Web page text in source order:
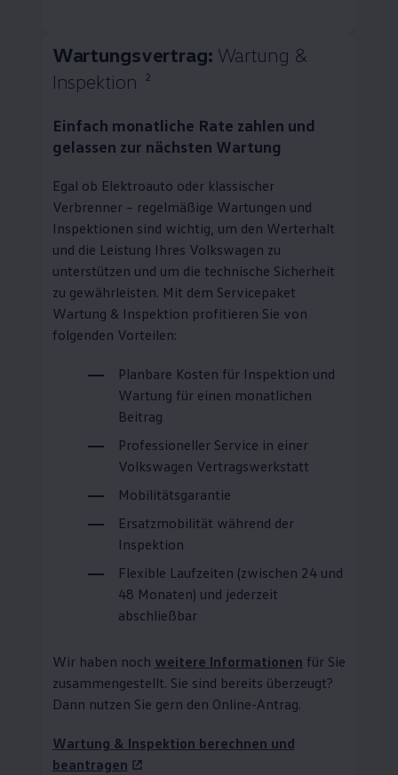
Wartungsvertrag: Wartung &
Inspektion
2
Einfach monatliche Rate zahlen und
gelassen zur nächsten Wartung
Egal ob Elektroauto oder klassischer
Verbrenner – regelmäßige Wartungen und
Inspektionen sind wichtig, um den Werterhalt
und die Leistung Ihres Volkswagen zu
unterstützen und um die technische Sicherheit
zu gewährleisten. Mit dem Servicepaket
Wartung & Inspektion profitieren Sie von
folgenden Vorteilen:
Planbare Kosten für Inspektion und
Wartung für einen monatlichen
Beitrag
Professioneller Service in einer
Volkswagen Vertragswerkstatt
Mobilitätsgarantie
Ersatzmobilität während der
Inspektion
Flexible Laufzeiten (zwischen 24 und
48 Monaten) und jederzeit
abschließbar
Wir haben noch weitere Informationen für Sie
zusammengestellt. Sie sind bereits überzeugt?
Dann nutzen Sie gern den Online-Antrag.
Wartung & Inspektion berechnen und
beantragen